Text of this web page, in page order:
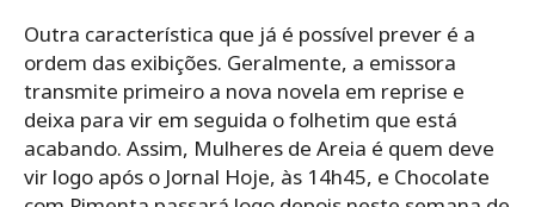
Outra característica que já é possível prever é a
ordem das exibições. Geralmente, a emissora
transmite primeiro a nova novela em reprise e
deixa para vir em seguida o folhetim que está
acabando. Assim, Mulheres de Areia é quem deve
vir logo após o Jornal Hoje, às 14h45, e Chocolate